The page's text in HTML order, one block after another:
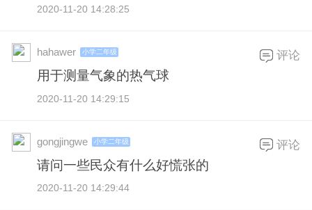
2020-11-20 14:28:25
hahawer 小学二年级
用于测量气象的热气球
2020-11-20 14:29:15
评论
gongjingwe 小学二年级
请问一些民众有什么好慌张的
2020-11-20 14:29:44
评论